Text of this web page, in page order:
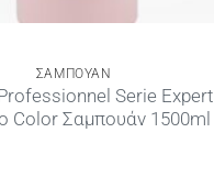
ΣΑΜΠΟΥΑΝ
Serie Expert
Color Σαμπουάν 1500ml